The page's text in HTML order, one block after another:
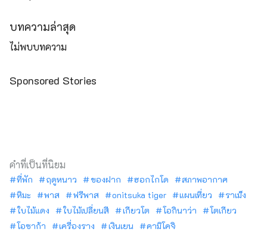
บทความล่าสุด
ไม่พบบทความ
Sponsored Stories
คำที่เป็นที่นิยม
ที่พัก ฤดูหนาว ของฝาก ฮอกไกโด
สภาพอากาศ
หิมะ
พาส ฟรีพาส onitsuka tiger แผนเที่ยว
ราเม็ง
ใบไม้แดง
ใบไม้เปลี่ยนสี เกียวโต โอกินาว่า
โตเกียว
โอซาก้า
เครื่องราง เงินเยน คามิโคจิ